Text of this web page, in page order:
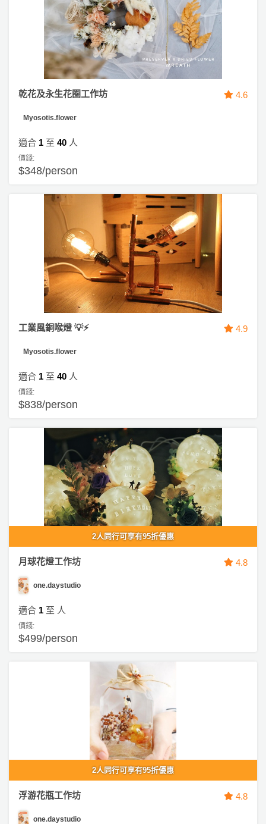
乾花及永生花圈工作坊 4.6
Myosotis.flower
適合 1 至 40 人
價錢:
$348/person
工業風銅喉燈 💡⚡ 4.9
Myosotis.flower
適合 1 至 40 人
價錢:
$838/person
2人同行可享有95折優惠
月球花燈工作坊 4.8
one.daystudio
適合 1 至 人
價錢:
$499/person
2人同行可享有95折優惠
浮游花瓶工作坊 4.8
one.daystudio